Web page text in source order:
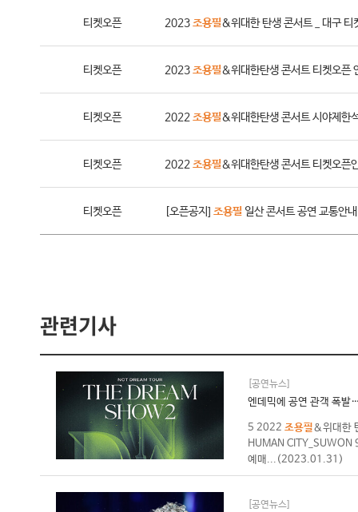
티켓오픈 2023조용필&위대한 탄생 콘서트 _ 대구 티
티켓오픈 2023조용필＆위대한탄생 콘서트 티켓오픈
티켓오픈 2022 조용필&위대한탄생 콘서트 시야제한
티켓오픈 2022 조용필＆위대한탄생 콘서트 티켓오픈
티켓오픈 [오픈공지] 조용필 일산 콘서트 공연 교통안내
관련기사
[공연뉴스]
엔데믹에 공연 관객 폭
5 2022 조용필＆위대한
HUMAN
예매... (2023.01.31)
[공연뉴스]